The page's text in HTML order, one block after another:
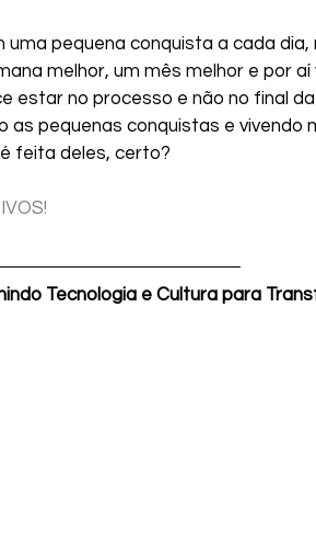
uma pequena conquista a cada dia,
melhor, um mês melhor e por aí
estar no processo e não no final
as pequenas conquistas e vivendo
feita deles, certo?
Tecnologia e Cultura para